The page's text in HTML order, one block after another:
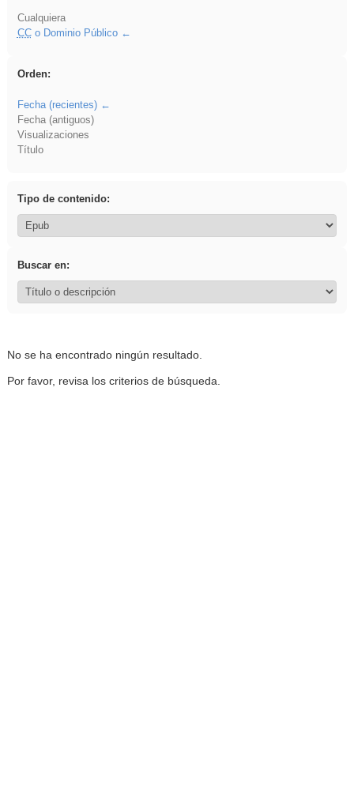
Cualquiera
CCo Dominio Público
Orden:
Fecha (recientes)
Fecha (antiguos)
Visualizaciones
Título
Tipo de contenido:
Buscar en:
No se ha encontrado ningún resultado.
Por favor, revisa los criterios de búsqueda.